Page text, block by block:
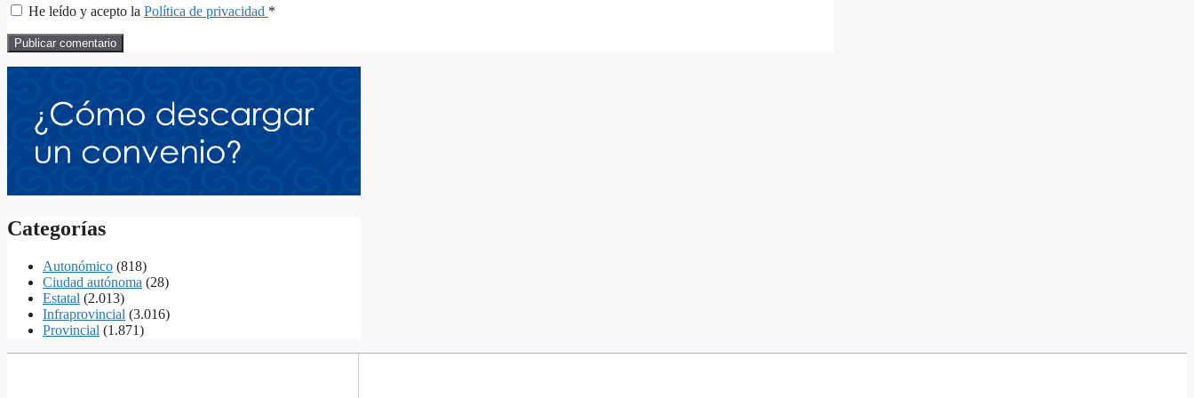
He leído y acepto la Política de privacidad *
Categorías
Autonómico (818)
Ciudad autónoma (28)
Estatal (2.013)
Infraprovincial (3.016)
Provincial (1.871)